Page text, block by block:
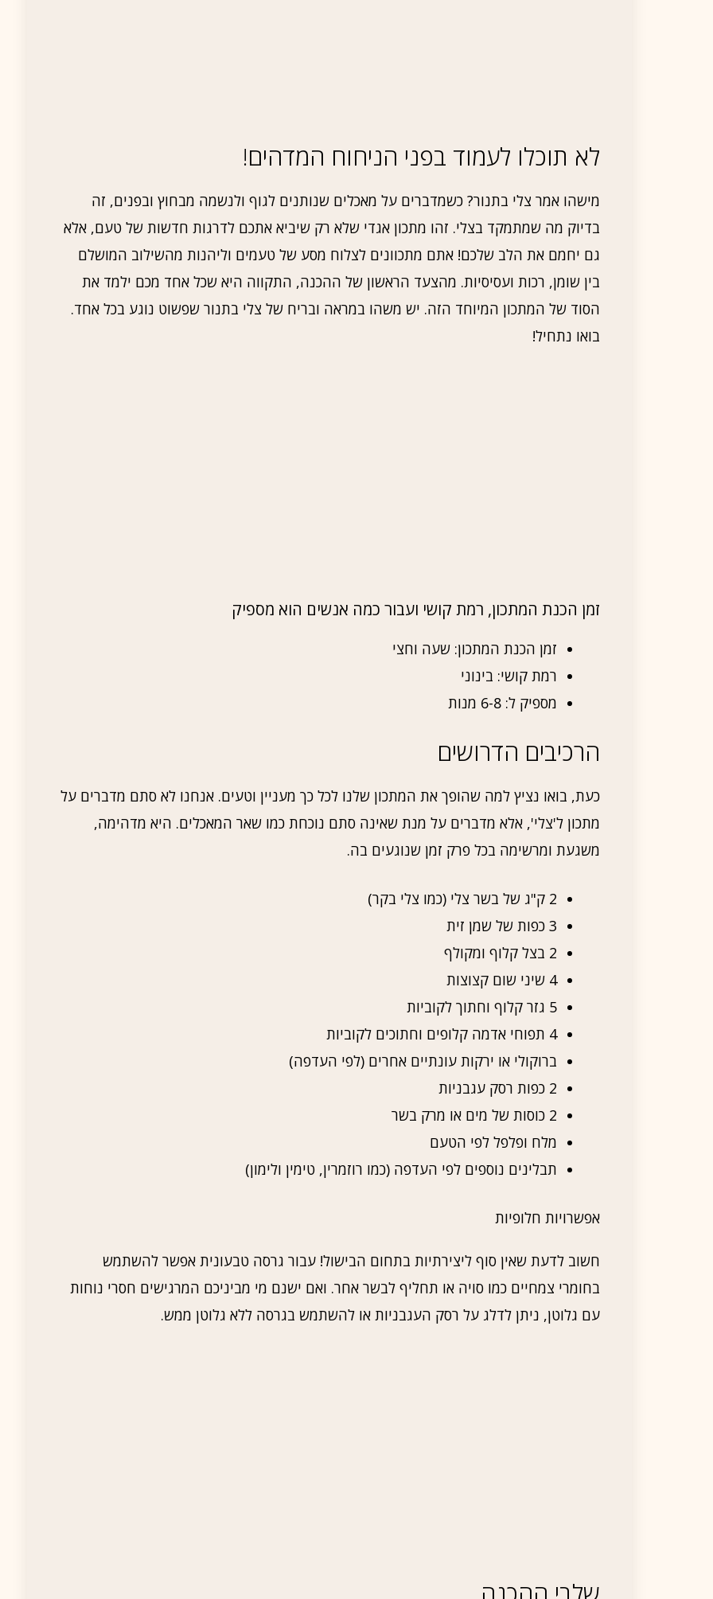
לא תוכלו לעמוד בפני הניחוח המדהים!
מישהו אמר צלי בתנור? כשמדברים על מאכלים שנותנים לגוף ולנשמה מבחוץ ובפנים, זה
בדיוק מה שמתמקד בצלי. זהו מתכון אגדי שלא רק שיביא אתכם לדרגות חדשות של טעם, אלא
גם יחמם את הלב שלכם! אתם מתכוונים לצלוח מסע של טעמים וליהנות מהשילוב המושלם
בין שומן, רכות ועסיסיות. מהצעד הראשון של ההכנה, התקווה היא שכל אחד מכם ילמד את
הסוד של המתכון המיוחד הזה. יש משהו במראה ובריח של צלי בתנור שפשוט נוגע בכל אחד.
בואו נתחיל!
זמן הכנת המתכון, רמת קושי ועבור כמה אנשים הוא מספיק
זמן הכנת המתכון: שעה וחצי
רמת קושי: בינוני
מספיק ל: 6-8 מנות
הרכיבים הדרושים
כעת, בואו נציץ למה שהופך את המתכון שלנו לכל כך מעניין וטעים. אנחנו לא סתם מדברים על
מתכון ל'צלי', אלא מדברים על מנת שאינה סתם נוכחת כמו שאר המאכלים. היא מדהימה,
משגעת ומרשימה בכל פרק זמן שנוגעים בה.
2 ק"ג של בשר צלי (כמו צלי בקר)
3 כפות של שמן זית
2 בצל קלוף ומקולף
4 שיני שום קצוצות
5 גזר קלוף וחתוך לקוביות
4 תפוחי אדמה קלופים וחתוכים לקוביות
ברוקולי או ירקות עונתיים אחרים (לפי העדפה)
2 כפות רסק עגבניות
2 כוסות של מים או מרק בשר
מלח ופלפל לפי הטעם
תבלינים נוספים לפי העדפה (כמו רוזמרין, טימין ולימון)
אפשרויות חלופיות
חשוב לדעת שאין סוף ליצירתיות בתחום הבישול! עבור גרסה טבעונית אפשר להשתמש
בחומרי צמחיים כמו סויה או תחליף לבשר אחר. ואם ישנם מי מביניכם המרגישים חסרי נוחות
עם גלוטן, ניתן לדלג על רסק העגבניות או להשתמש בגרסה ללא גלוטן ממש.